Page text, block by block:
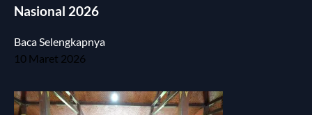
Nasional 2026
Baca Selengkapnya
10 Maret 2026